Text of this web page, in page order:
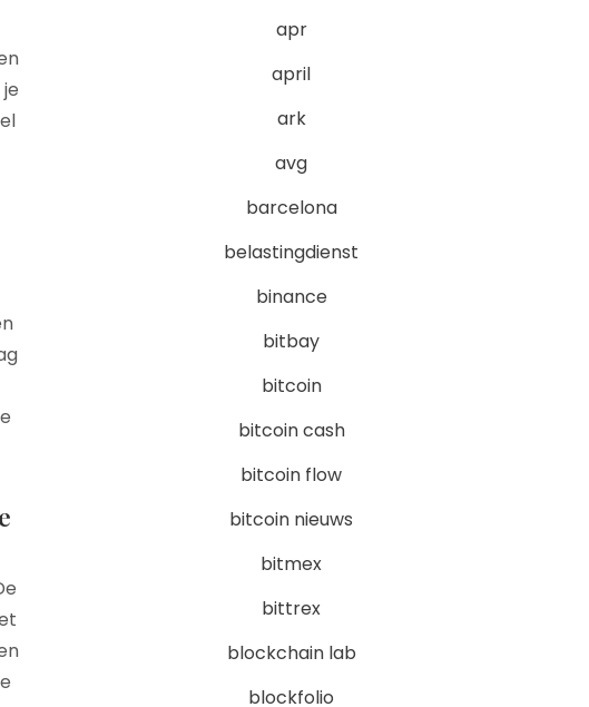
apr
april
ark
avg
barcelona
belastingdienst
binance
bitbay
bitcoin
bitcoin cash
bitcoin flow
bitcoin nieuws
bitmex
bittrex
blockchain lab
blockfolio